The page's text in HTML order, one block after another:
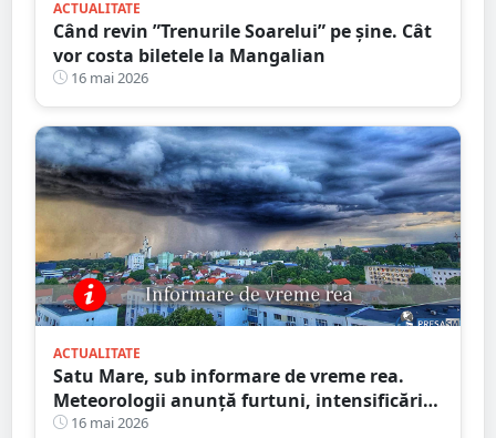
ACTUALITATE
Când revin ”Trenurile Soarelui” pe şine. Cât
vor costa biletele la Mangalian
16 mai 2026
ACTUALITATE
Satu Mare, sub informare de vreme rea.
Meteorologii anunță furtuni, intensificări
de vânt și ploi în averse
16 mai 2026